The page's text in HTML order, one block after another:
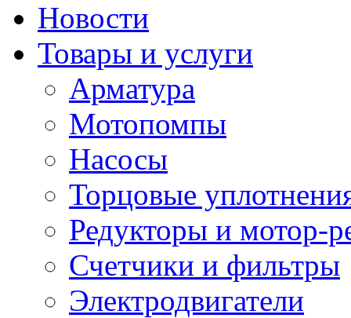
Новости
Товары и услуги
Арматура
Мотопомпы
Насосы
Торцовые
Редукторы и мотор-
Счетчики и фильтры
Электродвигатели